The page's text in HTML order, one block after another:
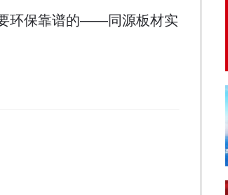
环保靠谱的——同源板材实